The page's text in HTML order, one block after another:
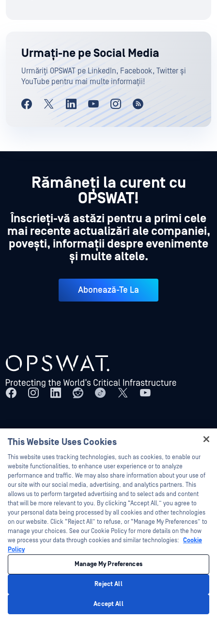
Urmați-ne pe Social Media
Urmăriți OPSWAT pe LinkedIn, Facebook, Twitter și
YouTube pentru mai multe informații!
Rămâneți la curent cu
OPSWAT!
Înscrieți-vă astăzi pentru a primi cele
mai recente actualizări ale companiei,
povești, informații despre evenimente
și multe altele.
Abonează-Te La
Platforma
Securitatea fișierelor
Storage Security
Securitatea Cloud
Securitatea Supply Chain
Detectarea și răspunsul la rețea
Protecție periferică și detașabilă Media
Secure
Detectarea zero-day
Email Security
Soluții în mai multe domenii
Tehnologie
Alin AI predictiv
Inspector de conținut AI
Metascan™ Multiscanning
Tehnologia Deep CDR™
Detectarea tipului de fișier™
DLP™ proactiv
Adaptive Sandbox
Threat Intelligence
File-Based Vulnerability Assessment
Țara de origine
Extracția arhivei
This Website Uses Cookies
This website uses tracking technologies, such as cookies, to enable our
website functionalities, to enhance user experience or to analyze
performance and traffic. We may also share information about your use of
our site with our social media, advertising, and analytics partners. This
allows us to perform targeted advertising and to select ads and content
that will be more relevant to you. By clicking “Accept All,” you agree to
your personal data being processed by all cookies and other technologies
on our website. Click “Reject All” to refuse, or “Manage My Preferences” to
manage your choices. See our Cookie Policy for more details on the how
we process your data through cookies and similar technologies: Cookie
Policy
Manage My Preferences
Reject All
Accept All
Hey there!
I'm Ozzy, your OPSWAT virtual assistant.
How can I help you secure what's critical
today?